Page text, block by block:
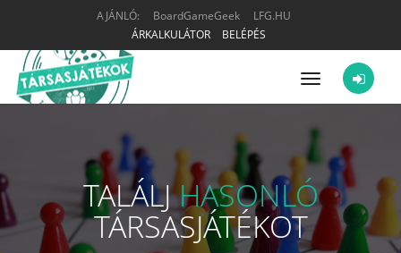
AJÁNLÓ: BoardGameGeek
LFG.HU
ÁRKALKULÁTOR
BELÉPÉS
Menü
TALÁLJHASONLÓ
TÁRSASJÁTÉKOT